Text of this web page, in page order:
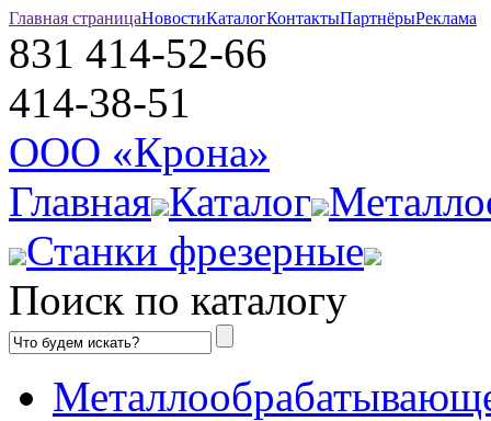
Главная страницаНовостиКаталогКонтактыПартнёрыРеклама
831 414-52-66
414-38-51
ООО «Крона»
Главная Каталог
Станки фрезерные
Поиск по каталогу